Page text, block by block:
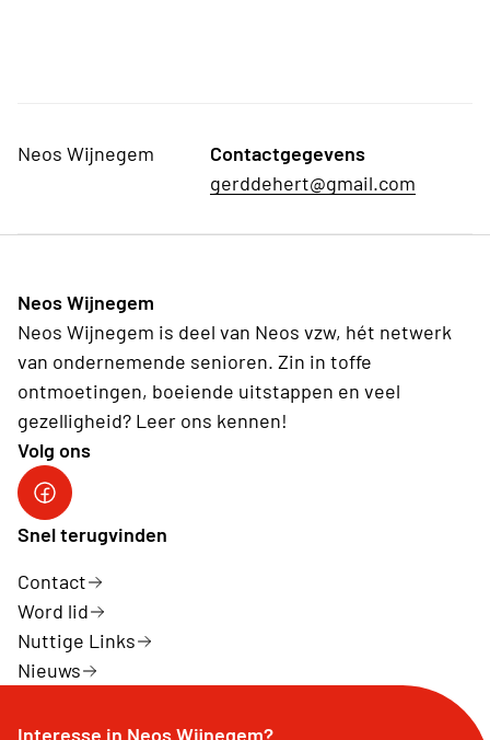
Neos Wijnegem
Contactgegevens
gerddehert@gmail.com
Neos Wijnegem
Neos Wijnegem is deel van Neos vzw, hét netwerk
van ondernemende senioren. Zin in toffe
ontmoetingen, boeiende uitstappen en veel
gezelligheid? Leer ons kennen!
Volg ons
Facebook Neos Wijnegem
Snel terugvinden
Contact
Word lid
Nuttige Links
Nieuws
Interesse in Neos Wijnegem?